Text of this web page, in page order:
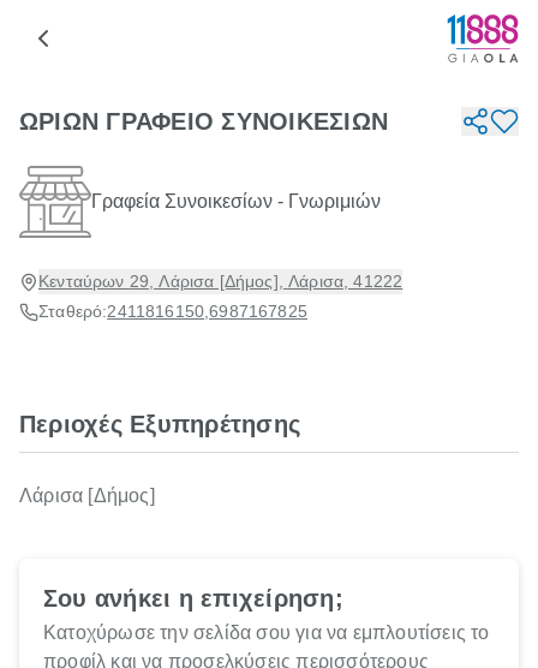
ΩΡΙΩΝ ΓΡΑΦΕΙΟ ΣΥΝΟΙΚΕΣΙΩΝ
Γραφεία Συνοικεσίων - Γνωριμιών
Κενταύρων 29, Λάρισα [Δήμος], Λάρισα, 41222
Σταθερό:2411816150 ,6987167825
Περιοχές Εξυπηρέτησης
Λάρισα [Δήμος]
Σου ανήκει η επιχείρηση;
Κατοχύρωσε την σελίδα σου για να εμπλουτίσεις το
προφίλ και να προσελκύσεις περισσότερους